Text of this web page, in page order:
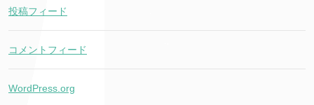
投稿フィード
コメントフィード
WordPress.org